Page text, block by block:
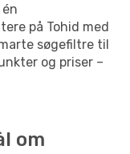
på Tohid med
søgefiltre til
og priser –
om